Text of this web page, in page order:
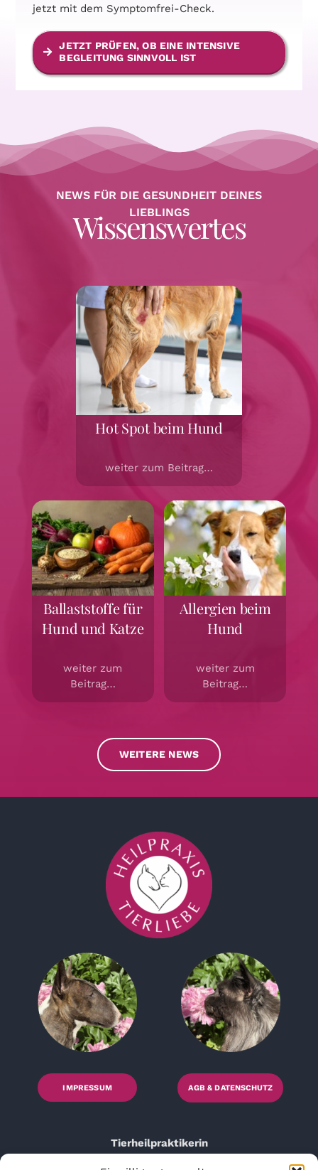
jetzt mit dem Symptomfrei-Check.
JETZT PRÜFEN, OB EINE INTENSIVE
BEGLEITUNG SINNVOLL IST
NEWS FÜR DIE GESUNDHEIT DEINES
LIEBLINGS
Wissenswertes
Hot Spot beim Hund
weiter zum Beitrag…
Ballaststoffe für
Hund und Katze
weiter zum
Beitrag…
Allergien beim
Hund
weiter zum
Beitrag…
WEITERE NEWS
IMPRESSUM AGB & DATENSCHUTZ
Tierheilpraktikerin